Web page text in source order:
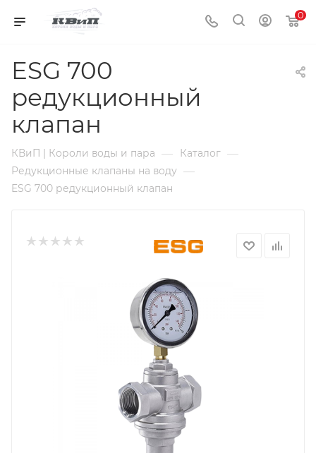
0
ESG 700
редукционный
клапан
КВиП | Короли воды и пара — Каталог —
Редукционные клапаны на воду —
ESG 700 редукционный клапан